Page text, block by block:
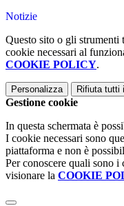
Notizie
Questo sito o gli strumenti
cookie necessari al
COOKIE POLICY.
Personalizza Rifiuta tutti
Gestione cookie
In questa schermata è
I cookie necessari sono
piattaforma e non è
Per conoscere quali sono i
visionare la COOKIE